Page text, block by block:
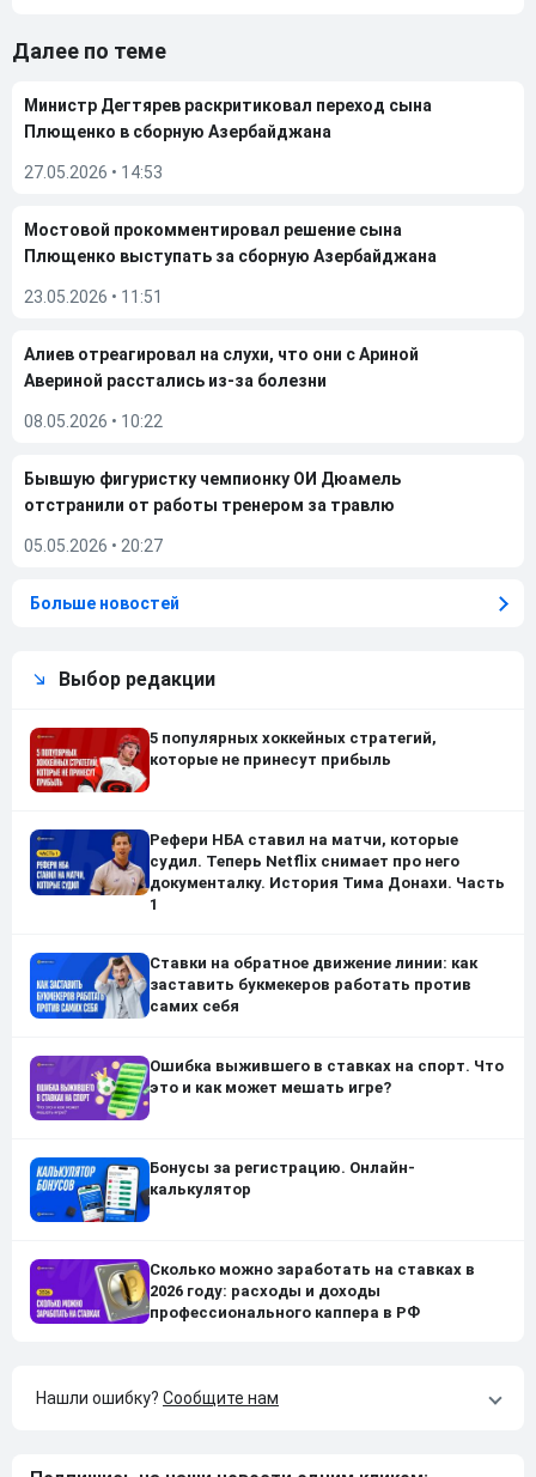
Далее по теме
Министр Дегтярев раскритиковал переход сына
Плющенко в сборную Азербайджана
27.05.2026 • 14:53
Мостовой прокомментировал решение сына
Плющенко выступать за сборную Азербайджана
23.05.2026 • 11:51
Алиев отреагировал на слухи, что они с Ариной
Авериной расстались из-за болезни
08.05.2026 • 10:22
Бывшую фигуристку чемпионку ОИ Дюамель
отстранили от работы тренером за травлю
05.05.2026 • 20:27
Больше новостей
Выбор редакции
5 популярных хоккейных стратегий,
которые не принесут прибыль
Рефери НБА ставил на матчи, которые
судил. Теперь Netflix снимает про него
документалку. История Тима Донахи. Часть
1
Ставки на обратное движение линии: как
заставить букмекеров работать против
самих себя
Ошибка выжившего в ставках на спорт. Что
это и как может мешать игре?
Бонусы за регистрацию. Онлайн-
калькулятор
Сколько можно заработать на ставках в
2026 году: расходы и доходы
профессионального каппера в РФ
Нашли ошибку? Сообщите нам